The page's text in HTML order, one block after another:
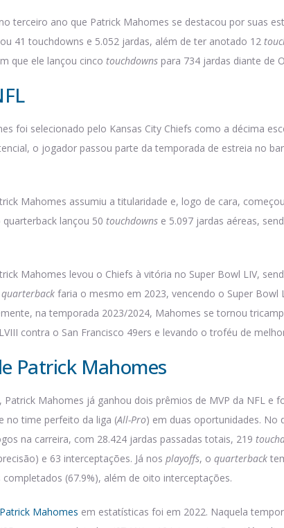
terceiro ano que Patrick Mahomes se destacou por suas
41 touchdowns e 5.052 jardas, além de ter anotado 12
que ele lançou cinco touchdowns para 734 jardas diante de
foi selecionado pelo Kansas City Chiefs como a décima
o jogador passou parte da temporada de estreia no
Mahomes assumiu a titularidade e, logo de cara,
lançou 50 touchdowns e 5.097 jardas aéreas,
Mahomes levou o Chiefs à vitória no Super Bowl LIV,
quarterback faria o mesmo em 2023, vencendo o Super Bowl
na temporada 2023/2024, Mahomes se tornou
contra o San Francisco 49ers e levando o troféu de
Patrick Mahomes
Patrick Mahomes já ganhou dois prêmios de MVP da NFL e
no time perfeito da liga (All-Pro) em duas oportunidades. No
na carreira, com 28.424 jardas passadas totais, 219
e 63 interceptações. Já nos playoffs, o quarterback
(67.9%), além de oito interceptações.
Patrick Mahomes em estatísticas foi em 2022. Naquela